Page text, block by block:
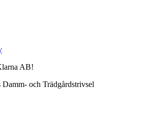
och Trädgårdstrivsel